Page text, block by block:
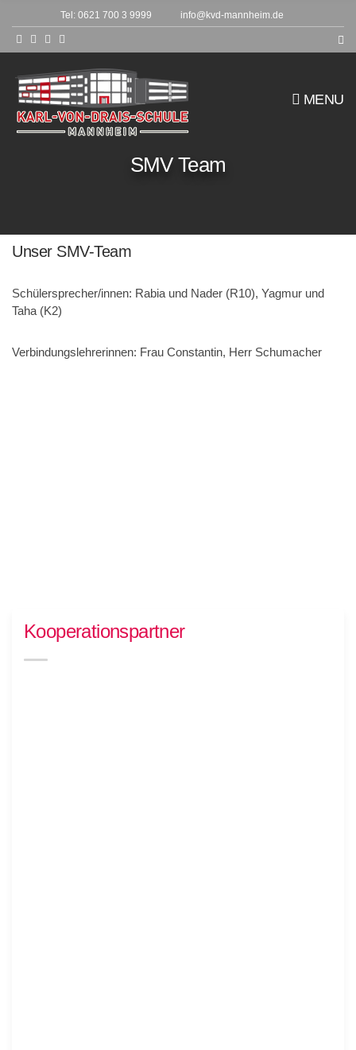
Tel: 0621 700 3 9999 info@kvd-mannheim.de
o
r
MENU
SMV Team
Unser SMV-Team
Schülersprecher/innen: Rabia und Nader (R10), Yagmur und
Taha (K2)
Verbindungslehrerinnen: Frau Constantin, Herr Schumacher
Kooperationspartner